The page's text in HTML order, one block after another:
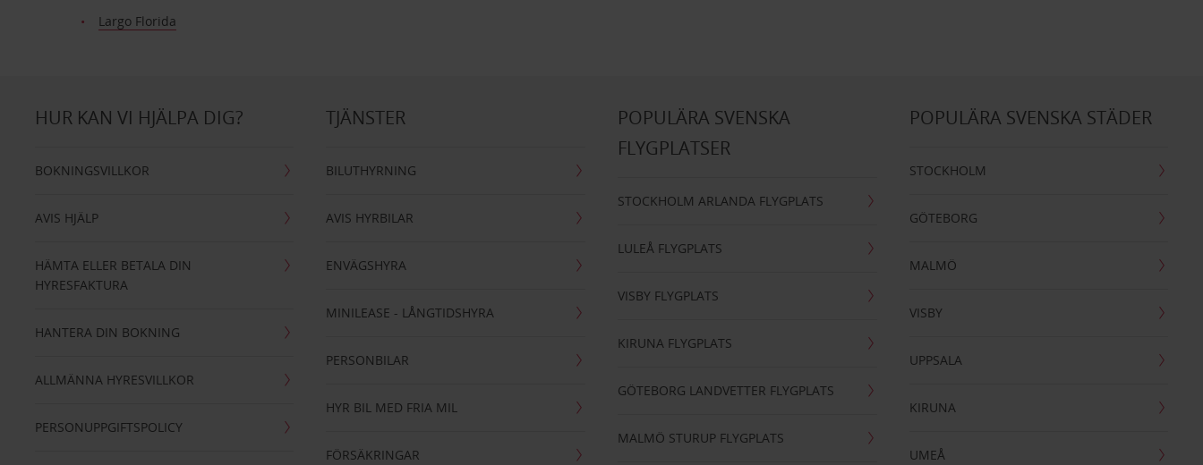
Largo Florida
HUR KAN VI HJÄLPA DIG?
BOKNINGSVILLKOR
AVIS HJÄLP
HÄMTA ELLER BETALA DIN
HYRESFAKTURA
HANTERA DIN BOKNING
ALLMÄNNA HYRESVILLKOR
PERSONUPPGIFTSPOLICY
TJÄNSTER
BILUTHYRNING
AVIS HYRBILAR
ENVÄGSHYRA
MINILEASE - LÅNGTIDSHYRA
PERSONBILAR
HYR BIL MED FRIA MIL
FÖRSÄKRINGAR
POPULÄRA SVENSKA
FLYGPLATSER
STOCKHOLM ARLANDA FLYGPLATS
LULEÅ FLYGPLATS
VISBY FLYGPLATS
KIRUNA FLYGPLATS
GÖTEBORG LANDVETTER FLYGPLATS
MALMÖ STURUP FLYGPLATS
POPULÄRA SVENSKA STÄDER
STOCKHOLM
GÖTEBORG
MALMÖ
VISBY
UPPSALA
KIRUNA
UMEÅ